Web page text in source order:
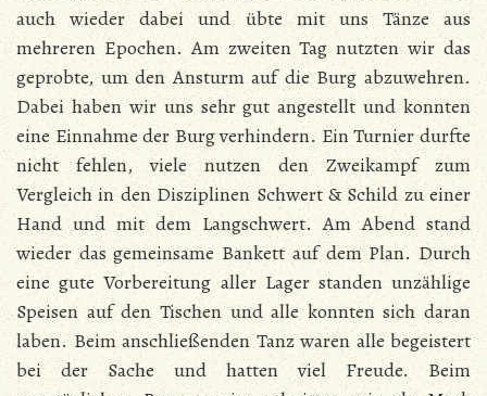
auch wieder dabei und übte mit uns Tänze aus
mehreren Epochen. Am zweiten Tag nutzten wir das
geprobte, um den Ansturm auf die Burg abzuwehren.
Dabei haben wir uns sehr gut angestellt und konnten
eine Einnahme der Burg verhindern. Ein Turnier durfte
nicht fehlen, viele nutzen den Zweikampf zum
Vergleich in den Disziplinen Schwert & Schild zu einer
Hand und mit dem Langschwert. Am Abend stand
wieder das gemeinsame Bankett auf dem Plan. Durch
eine gute Vorbereitung aller Lager standen unzählige
Speisen auf den Tischen und alle konnten sich daran
laben. Beim anschließenden Tanz waren alle begeistert
bei der Sache und hatten viel Freude. Beim